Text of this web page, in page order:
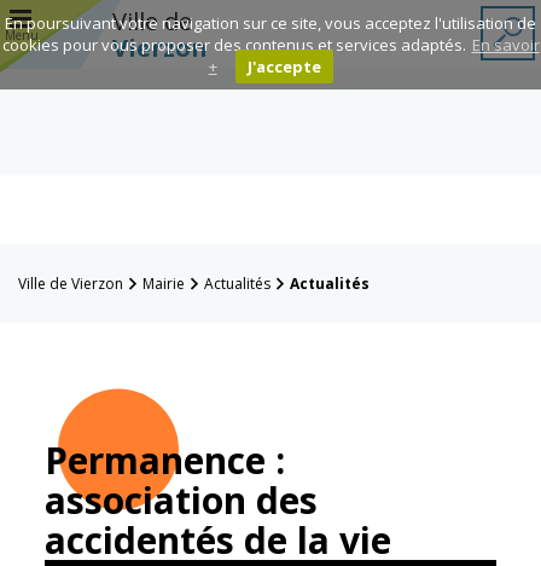
Menu
Ville de
Vierzon
Mairie
éducation
Ville de Vierzon Mairie Actualités Actualités
Permanence :
association des
accidentés de la vie
En poursuivant votre navigation sur ce site, vous acceptez l'utilisation de
cookies pour vous proposer des contenus et services adaptés. En savoir
+
J'accepte